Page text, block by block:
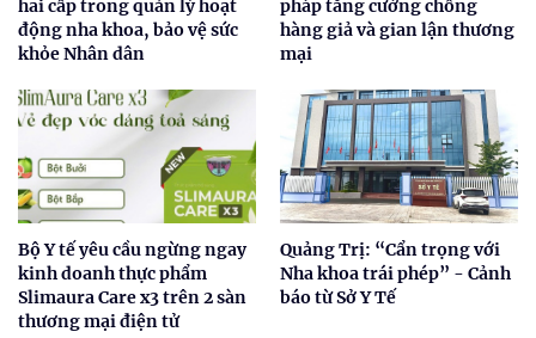
hai cấp trong quản lý hoạt
động nha khoa, bảo vệ sức
khỏe Nhân dân
pháp tăng cường chống
hàng giả và gian lận thương
mại
Bộ Y tế yêu cầu ngừng ngay
kinh doanh thực phẩm
Slimaura Care x3 trên 2 sàn
thương mại điện tử
Quảng Trị: “Cẩn trọng với
Nha khoa trái phép” - Cảnh
báo từ Sở Y Tế